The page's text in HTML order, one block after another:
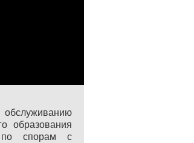
образования
по спорам с